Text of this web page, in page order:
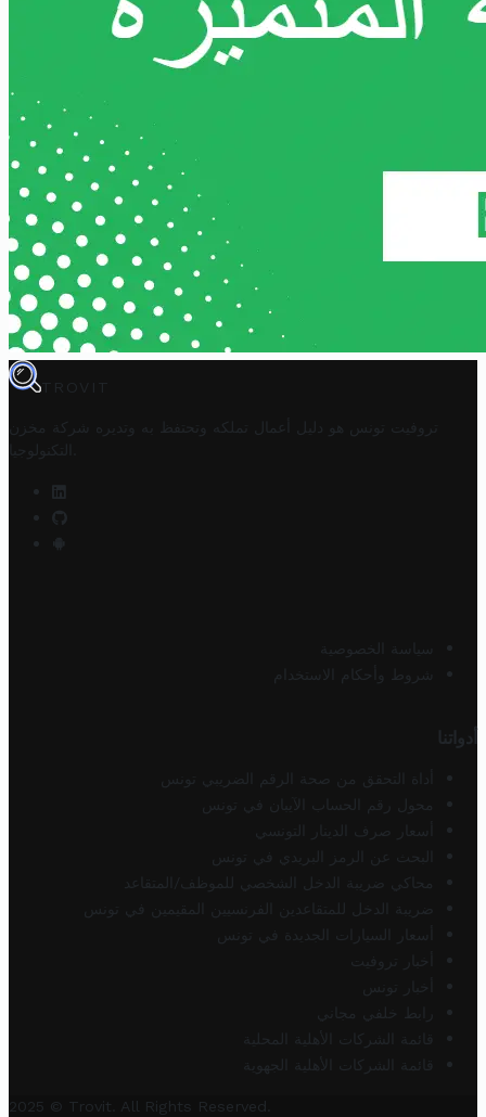
TROVIT
تروفيت تونس هو دليل أعمال تملكه وتحتفظ به وتديره
شركة مخزن
التكنولوجيا
سياسة الخصوصية
شروط وأحكام الاستخدام
أدواتنا
أداة التحقق من صحة الرقم الضريبي تونس
محول رقم الحساب الآيبان في تونس
أسعار صرف الدينار التونسي
البحث عن الرمز البريدي في تونس
محاكي ضريبة الدخل الشخصي للموظف/المتقاعد
ضريبة الدخل للمتقاعدين الفرنسيين المقيمين في تونس
أسعار السيارات الجديدة في تونس
أخبار تروفيت
أخبار تونس
رابط خلفي مجاني
قائمة الشركات الأهلية المحلية
قائمة الشركات الأهلية الجهوية
2025 © Trovit. All Rights Reserved.